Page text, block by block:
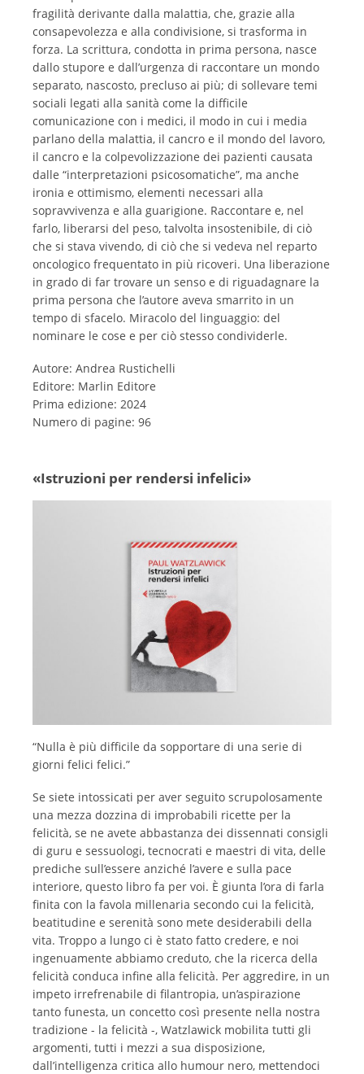
fragilità derivante dalla malattia, che, grazie alla
consapevolezza e alla condivisione, si trasforma in
forza. La scrittura, condotta in prima persona, nasce
dallo stupore e dall’urgenza di raccontare un mondo
separato, nascosto, precluso ai più; di sollevare temi
sociali legati alla sanità come la difficile
comunicazione con i medici, il modo in cui i media
parlano della malattia, il cancro e il mondo del lavoro,
il cancro e la colpevolizzazione dei pazienti causata
dalle “interpretazioni psicosomatiche”, ma anche
ironia e ottimismo, elementi necessari alla
sopravvivenza e alla guarigione. Raccontare e, nel
farlo, liberarsi del peso, talvolta insostenibile, di ciò
che si stava vivendo, di ciò che si vedeva nel reparto
oncologico frequentato in più ricoveri. Una liberazione
in grado di far trovare un senso e di riguadagnare la
prima persona che l’autore aveva smarrito in un
tempo di sfacelo. Miracolo del linguaggio: del
nominare le cose e per ciò stesso condividerle.
Autore: Andrea Rustichelli
Editore: Marlin Editore
Prima edizione: 2024
Numero di pagine: 96
«Istruzioni per rendersi infelici»
“Nulla è più difficile da sopportare di una serie di
giorni felici felici.”
Se siete intossicati per aver seguito scrupolosamente
una mezza dozzina di improbabili ricette per la
felicità, se ne avete abbastanza dei dissennati consigli
di guru e sessuologi, tecnocrati e maestri di vita, delle
prediche sull’essere anziché l’avere e sulla pace
interiore, questo libro fa per voi. È giunta l’ora di farla
finita con la favola millenaria secondo cui la felicità,
beatitudine e serenità sono mete desiderabili della
vita. Troppo a lungo ci è stato fatto credere, e noi
ingenuamente abbiamo creduto, che la ricerca della
felicità conduca infine alla felicità. Per aggredire, in un
impeto irrefrenabile di filantropia, un’aspirazione
tanto funesta, un concetto così presente nella nostra
tradizione - la felicità -, Watzlawick mobilita tutti gli
argomenti, tutti i mezzi a sua disposizione,
dall’intelligenza critica allo humour nero, mettendoci